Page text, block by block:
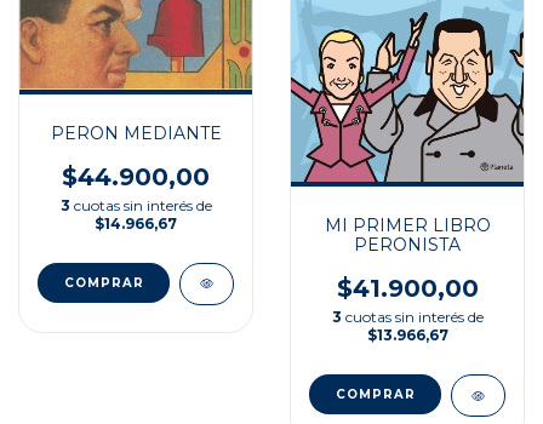
PERON MEDIANTE
$44.900,00
3 cuotas sin interés de
$14.966,67
MI PRIMER LIBRO
PERONISTA
$41.900,00
3 cuotas sin interés de
$13.966,67